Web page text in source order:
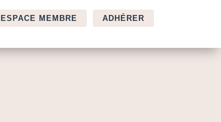
ESPACE MEMBRE ADHÉRER